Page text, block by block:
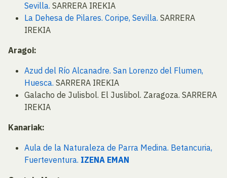
Sevilla. SARRERA IREKIA
La Dehesa de Pilares. Coripe, Sevilla. SARRERA
IREKIA
Aragoi:
Azud del Río Alcanadre. San Lorenzo del Flumen,
Huesca. SARRERA IREKIA
Galacho de Julisbol. El Juslibol. Zaragoza. SARRERA
IREKIA
Kanariak:
Aula de la Naturaleza de Parra Medina. Betancuria,
Fuerteventura. IZENA EMAN